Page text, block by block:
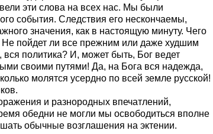
эти слова на всех нас. Мы были
события. Следствия его нескончаемы,
значения, как в настоящую минуту. Чего
Не пойдет ли все прежним или даже худшим
политика? И, может быть, Бог ведет
своими путями! Да, на Бога вся надежда,
молятся усердно по всей земле русской!
и разнородных впечатлений,
обедни не могли мы освободиться вполне
обычные возглашения на эктении.